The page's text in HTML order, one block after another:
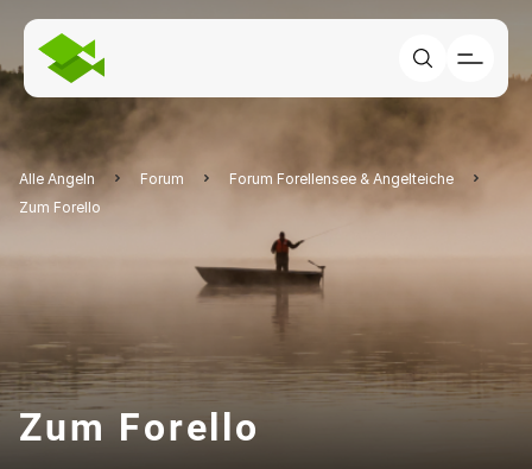
Alle Angeln Forum
Forum Forellensee & Angelteiche
Zum Forello
Zum Forello